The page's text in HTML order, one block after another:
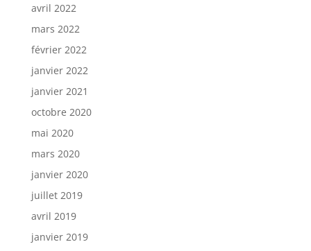
avril 2022
mars 2022
février 2022
janvier 2022
janvier 2021
octobre 2020
mai 2020
mars 2020
janvier 2020
juillet 2019
avril 2019
janvier 2019